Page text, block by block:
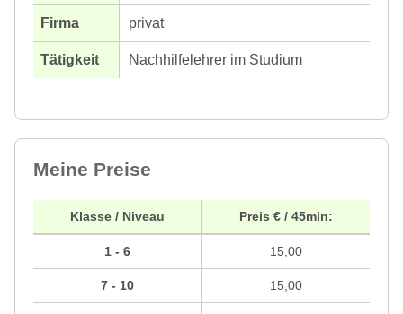
privat
Nachhilfelehrer im Studium
Meine Preise
Klasse / Niveau
1 - 6
7 - 10
Preis € / 45min:
15,00
15,00